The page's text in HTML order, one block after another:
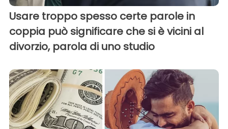
Usare troppo spesso certe parole in
coppia può significare che si è vicini al
divorzio, parola di uno studio